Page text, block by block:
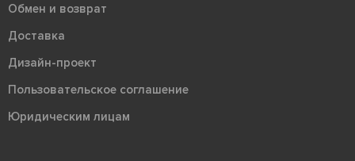
Обмен и возврат
Доставка
Дизайн-проект
Пользовательское соглашение
Юридическим лицам